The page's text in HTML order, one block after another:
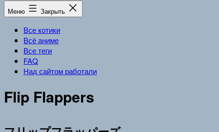
Меню Закрыть
Все котики
Всё аниме
Все теги
FAQ
Над сайтом работали
Flip Flappers